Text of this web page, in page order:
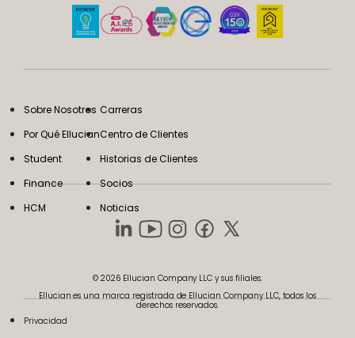
Sobre Nosotros
Por Qué Ellucian
Student
Finance
HCM
Carreras
Centro de Clientes
Historias de Clientes
Socios
Noticias
© 2026 Ellucian Company LLC y sus filiales.
Ellucian es una marca registrada de Ellucian Company LLC, todos los
derechos reservados.
Privacidad